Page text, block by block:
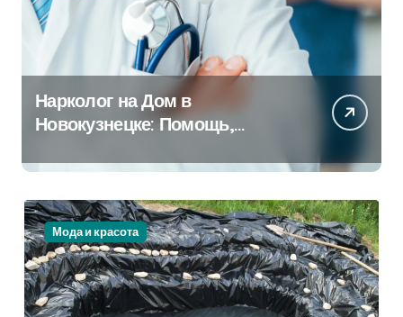
Нарколог на Дом в
Новокузнецке: Помощь,
Мода и красота